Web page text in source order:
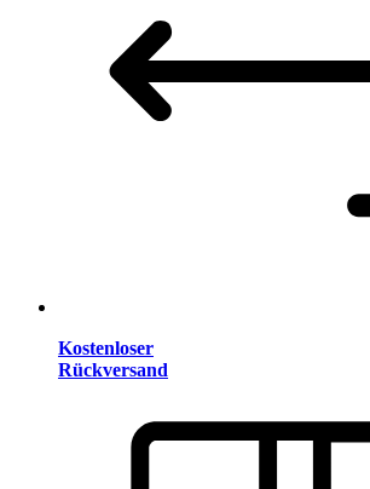
Kostenloser
Rückversand